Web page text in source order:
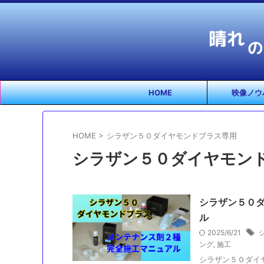
HOME 映像ノウ
HOME > シラザン５０ダイヤモンドプラス専用
シラザン５０ダイヤモン
シラザン５０
ル
2025/6/21
ング 施工
シラザン５０ダイ